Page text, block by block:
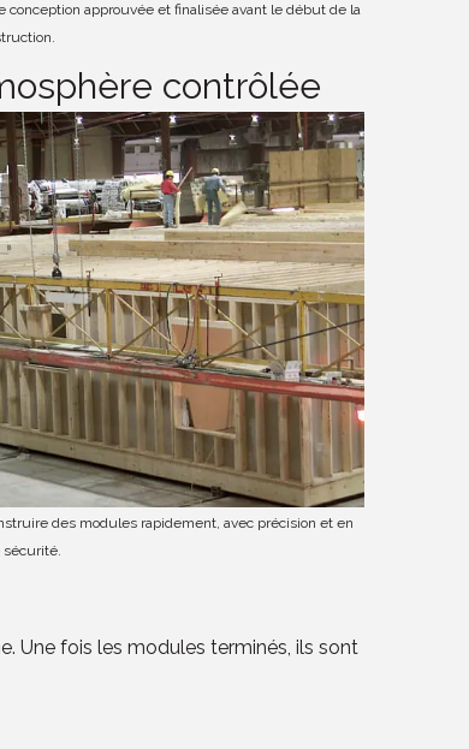
approuvée et finalisée avant le début de la
contrôlée
des modules rapidement, avec précision et en
Une fois les modules terminés, ils sont